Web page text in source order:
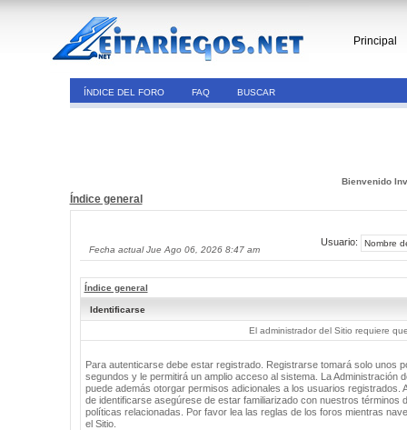
Principal
ÍNDICE DEL FORO FAQ BUSCAR
Bienvenido
Índice general
Fecha actual Jue Ago 06, 2026 8:47 am
Usuario:
Índice general
Identificarse
El administrador del Sitio requiere
Para autenticarse debe estar registrado. Registrarse tomará solo unos
segundos y le permitirá un amplio acceso al sistema. La Administración
puede además otorgar permisos adicionales a los usuarios registrados.
de identificarse asegúrese de estar familiarizado con nuestros términos
políticas relacionadas. Por favor lea las reglas de los foros mientras
el Sitio.